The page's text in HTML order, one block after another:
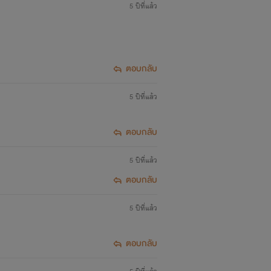
5 ปีที่แล้ว
ตอบกลับ
5 ปีที่แล้ว
ตอบกลับ
5 ปีที่แล้ว
ตอบกลับ
5 ปีที่แล้ว
ตอบกลับ